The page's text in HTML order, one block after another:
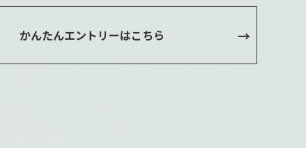
かんたんエントリーはこちら